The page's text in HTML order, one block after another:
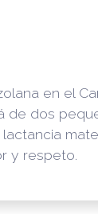
en el
de dos
y respeto.